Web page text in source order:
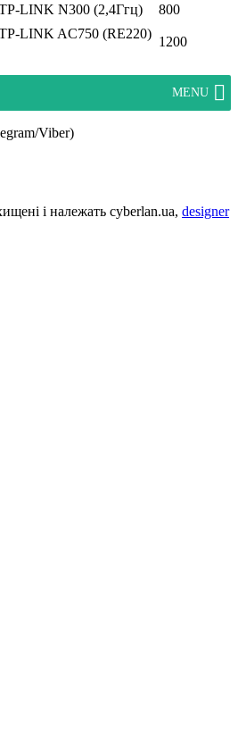
LINK N300 (2,4Ггц)
800
LINK AC750 (RE220)
1200
MENU
Viber)
і належать cyberlan.ua, designer